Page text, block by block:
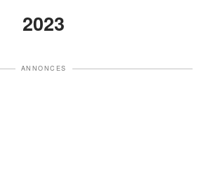
2023
ANNONCES